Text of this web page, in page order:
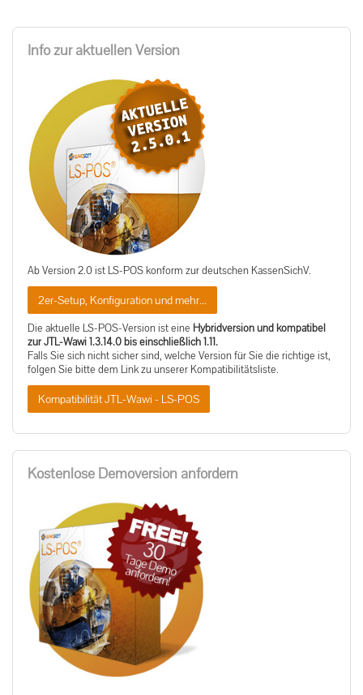
Info zur aktuellen Version
Ab Version 2.0 ist LS-POS konform zur deutschen KassenSichV.
2er-Setup, Konfiguration und mehr...
Die aktuelle LS-POS-Version ist eine Hybridversion und kompatibel
zur JTL-Wawi 1.3.14.0 bis einschließlich 1.11.
Falls Sie sich nicht sicher sind, welche Version für Sie die richtige ist,
folgen Sie bitte dem Link zu unserer Kompatibilitätsliste.
Kompatibilität JTL-Wawi - LS-POS
Kostenlose Demoversion anfordern